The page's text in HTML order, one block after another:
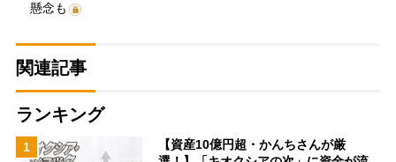
懸念も
関連記事
ランキング
1
【資産10億円超・かんちさんが厳